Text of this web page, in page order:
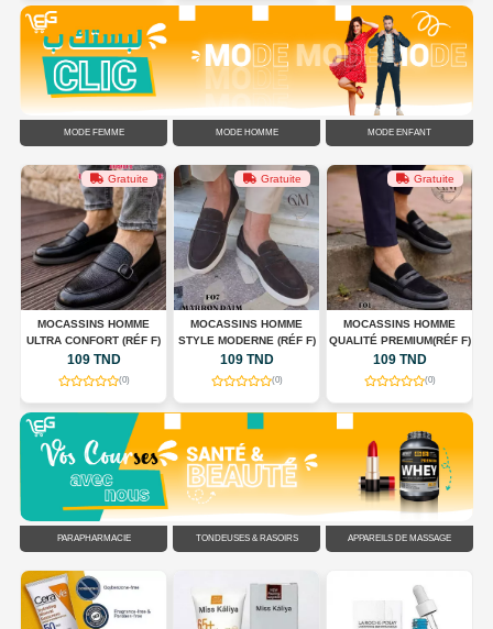
MODE FEMME MODE HOMME MODE ENFANT
Gratuite
MOCASSINS HOMME
ULTRA CONFORT (RÉF F)
109 TND
(0)
Gratuite
MOCASSINS HOMME
STYLE MODERNE (RÉF F)
109 TND
(0)
Gratuite
MOCASSINS HOMME
QUALITÉ PREMIUM(RÉF F)
109 TND
(0)
PARAPHARMACIE TONDEUSES & RASOIRS APPAREILS DE MASSAGE